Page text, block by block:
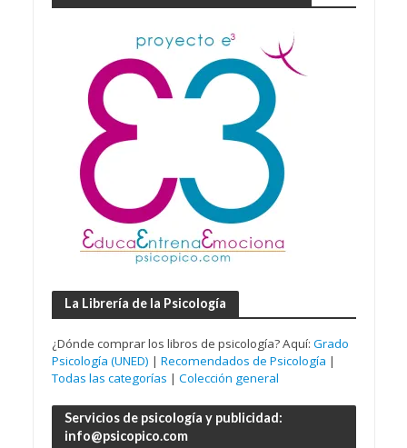
La Librería de la Psicología
¿Dónde comprar los libros de psicología? Aquí: Grado
Psicología (UNED) | Recomendados de Psicología |
Todas las categorías | Colección general
Servicios de psicología y publicidad:
info@psicopico.com